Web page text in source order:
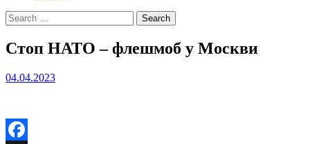
Search
for:
Стоп НАТО – флешмоб у Москви
04.04.2023